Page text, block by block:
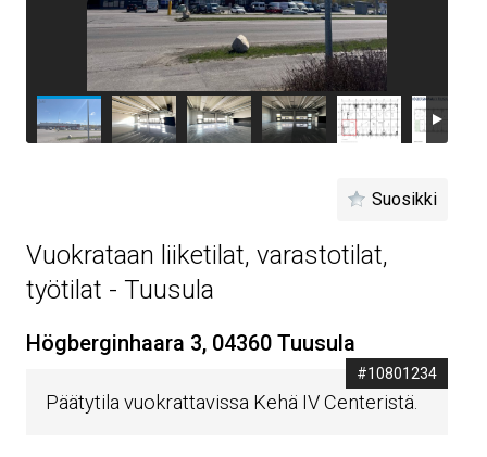
Suosikki
Vuokrataan liiketilat, varastotilat,
työtilat - Tuusula
Högberginhaara 3, 04360 Tuusula
#10801234
Päätytila vuokrattavissa Kehä IV Centeristä.